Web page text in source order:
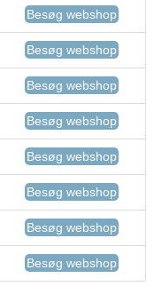
Besøg webshop
Besøg webshop
Besøg webshop
Besøg webshop
Besøg webshop
Besøg webshop
Besøg webshop
Besøg webshop